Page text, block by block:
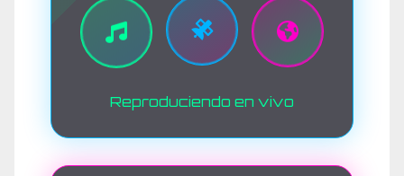
Reproduciendo en vivo